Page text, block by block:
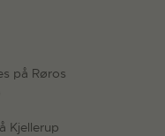
på Røros
Kjellerup